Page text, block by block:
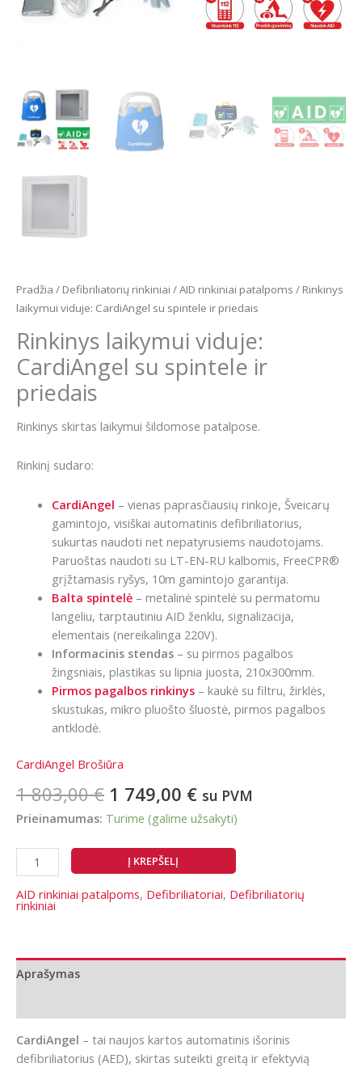
Pradžia / Defibriliatorių rinkiniai /AID rinkiniai patalpoms / Rinkinys
laikymui viduje: CardiAngel su spintele ir priedais
Rinkinys laikymui viduje:
CardiAngel su spintele ir
priedais
Rinkinys skirtas laikymui šildomose patalpose.
Rinkinį sudaro:
CardiAngel – vienas paprasčiausių rinkoje, Šveicarų
gamintojo, visiškai automatinis defibriliatorius,
sukurtas naudoti net nepatyrusiems naudotojams.
Paruoštas naudoti su LT-EN-RU kalbomis, FreeCPR®
grįžtamasis ryšys, 10m gamintojo garantija.
Balta spintelė– metalinė spintelė su permatomu
langeliu, tarptautiniu AID ženklu, signalizacija,
elementais (nereikalinga 220V).
Informacinis stendas– su pirmos pagalbos
žingsniais, plastikas su lipnia juosta, 210x300mm.
Pirmos pagalbos rinkinys– kaukė su filtru, žirklės,
skustukas, mikro pluošto šluostė, pirmos pagalbos
antklodė.
CardiAngel Brošiūra
1 803,00€ Original
price
was:
1
803,00 €.
1 749,00 €Current
price
is:
1
749,00 €.
su PVM
Prieinamumas: Turime (galime užsakyti)
produkto
kiekis:
Rinkinys
laikymui
su
priedais
Į KREPŠELĮ
AID rinkiniai patalpoms, Defibriliatoriai, Defibriliatorių
rinkiniai
Aprašymas
CardiAngel – tai naujos kartos automatinis išorinis
defibriliatorius (AED), skirtas suteikti greitą ir efektyvią